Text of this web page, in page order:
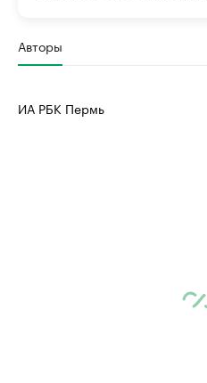
Авторы
ИА РБК Пермь